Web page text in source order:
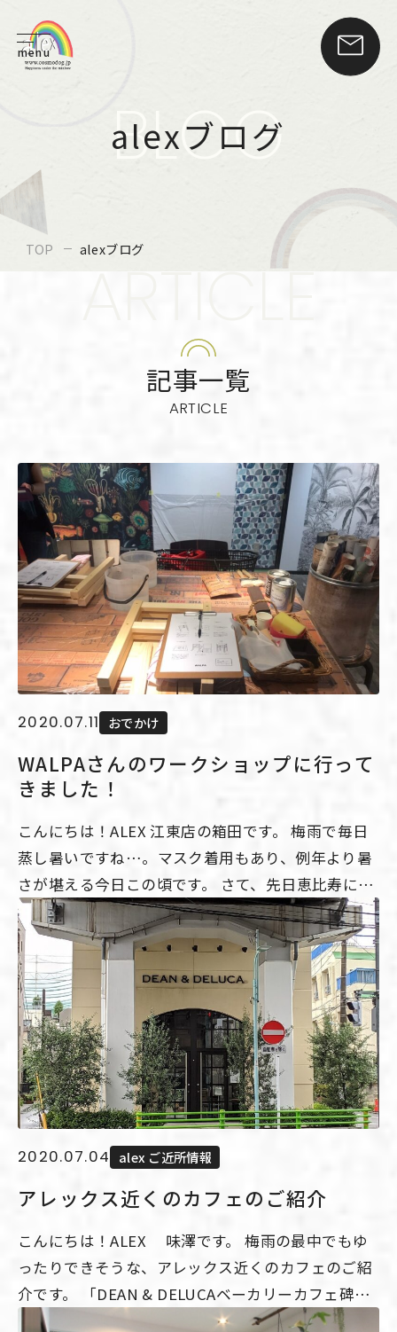
menu
BLOG
alexブログ
TOP alexブログ
ARTICLE
記事一覧
ARTICLE
2020.07.11 おでかけ
WALPAさんのワークショップに行って
きました！
こんにちは！ALEX 江東店の箱田です。 梅雨で毎日
蒸し暑いですね…。マスク着用もあり、例年より暑
さが堪える今日この頃です。 さて、先日恵比寿にあ
る輸入クロスのショップ、『WALPA』さんのワーク
ショップに参加してオリジナルスツールを作ってき
ましたので、ご紹介したいと思います。 ↑今回作る
スツールの材料です。 ↑まずはスツールに貼るクロ
ス選び。世田谷本店の長谷川さんです。素敵なクロ
スばかりで選ぶのも一苦労。笑 ↑スツールのベース
に塗装をしていきます。真剣… ↑スツールの座面
に、カットしたクロスを貼り付けます。 ↑クロスの
小口をやすりで削り、小口処理します。この後ラッ
カーを塗ります。 ↑乾燥中。 ↑完成！ ↑後日自宅
成しました！ 何かを無心に製作するって、気分もリ
フレッシュ出来て良いですね。楽しい時間が過ごせ
ました。♪ ↓ALEXの豊富な施工実例はこちらから
↓
http://www.cosmodog.jp/gallery/Popularity.html
2020.07.04 alex ご近所情報
アレックス近くのカフェのご紹介
こんにちは！ALEX 味澤です。 梅雨の最中でもゆ
ったりできそうな、アレックス近くのカフェのご紹
介です。 「DEAN & DELUCAベーカリーカフェ碑文
谷」です。 開放感のある空間で落ち着いた時間を過